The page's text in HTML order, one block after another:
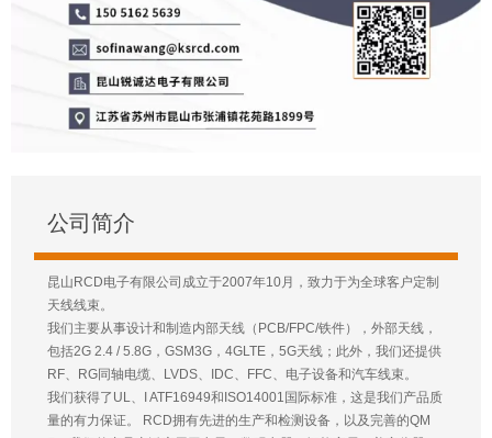
公司简介
昆山RCD电子有限公司成立于2007年10月，致力于为全球客户定制
天线线束。
我们主要从事设计和制造内部天线（PCB/FPC/铁件），外部天线，
包括2G 2.4 / 5.8G，GSM3G，4GLTE，5G天线；此外，我们还提供
RF、RG同轴电缆、LVDS、IDC、FFC、电子设备和汽车线束。
我们获得了UL、I ATF16949和ISO14001国际标准，这是我们产品质
量的有力保证。 RCD拥有先进的生产和检测设备，以及完善的QM